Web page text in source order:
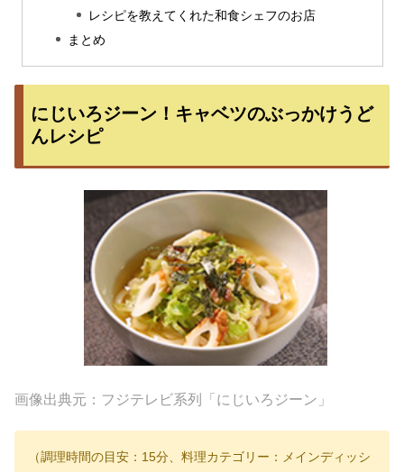
レシピを教えてくれた和食シェフのお店
まとめ
にじいろジーン！キャベツのぶっかけうど
んレシピ
画像出典元：フジテレビ系列「にじいろジーン」
（調理時間の目安：15分、料理カテゴリー：メインディッシ